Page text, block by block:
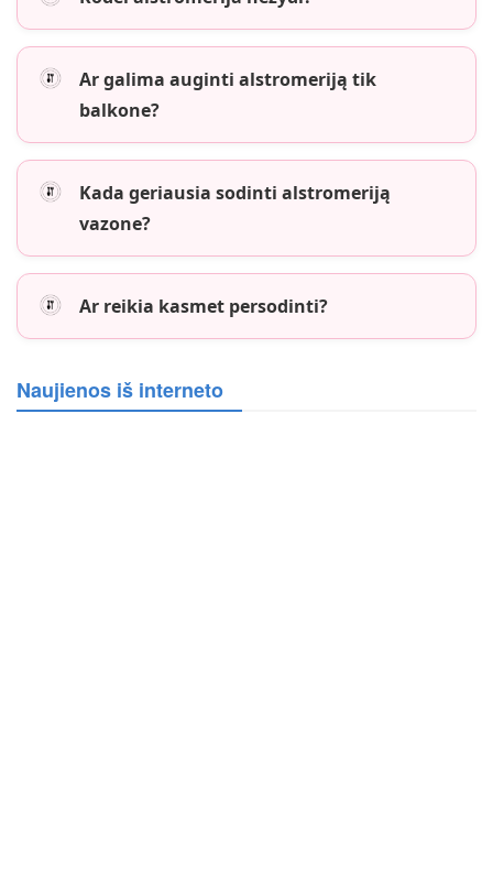
Ar galima auginti alstromeriją tik
balkone?
Kada geriausia sodinti alstromeriją
vazone?
Ar reikia kasmet persodinti?
Naujienos iš interneto